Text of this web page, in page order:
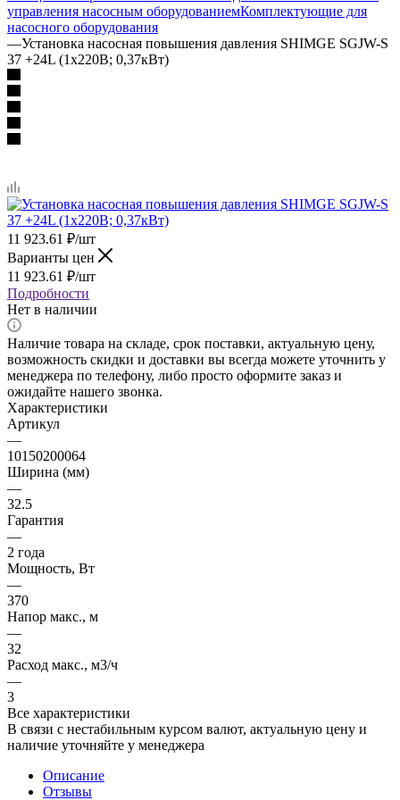
управления насосным оборудованиемКомплектующие для
насосного оборудования
—Установка насосная повышения давления SHIMGE SGJW-S
37 +24L (1х220В; 0,37кВт)
11 923.61 ₽/шт
Варианты цен
11 923.61 ₽/шт
Подробности
Нет в наличии
Наличие товара на складе, срок поставки, актуальную цену,
возможность скидки и доставки вы всегда можете уточнить у
менеджера по телефону, либо просто оформите заказ и
ожидайте нашего звонка.
Характеристики
Артикул
—
10150200064
Ширина (мм)
—
32.5
Гарантия
—
2 года
Мощность, Вт
—
370
Напор макс., м
—
32
Расход макс., м3/ч
—
3
Все характеристики
В связи с нестабильным курсом валют, актуальную цену и
наличие уточняйте у менеджера
Описание
Отзывы